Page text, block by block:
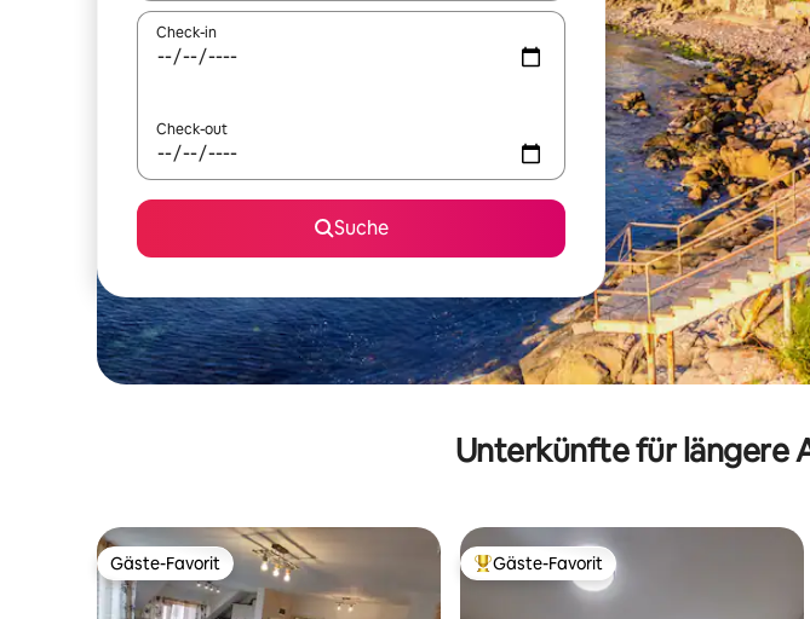
Check-in
Check-out
Suche
Unterkünfte für längere
Gäste-Favorit
Gäste-Favorit Beliebter Gäste-Favorit.
Gäste-Favorit